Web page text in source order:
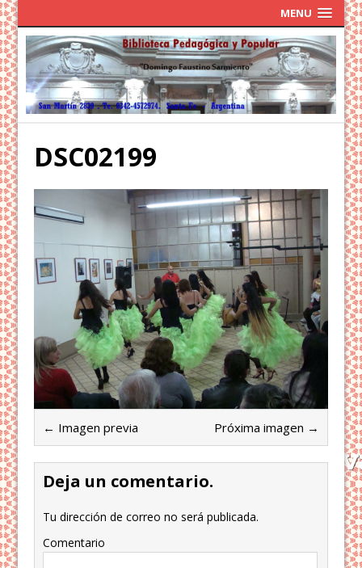
MENU
DSC02199
← Imagen previa Próxima imagen →
Deja un comentario.
Tu dirección de correo no será publicada.
Comentario